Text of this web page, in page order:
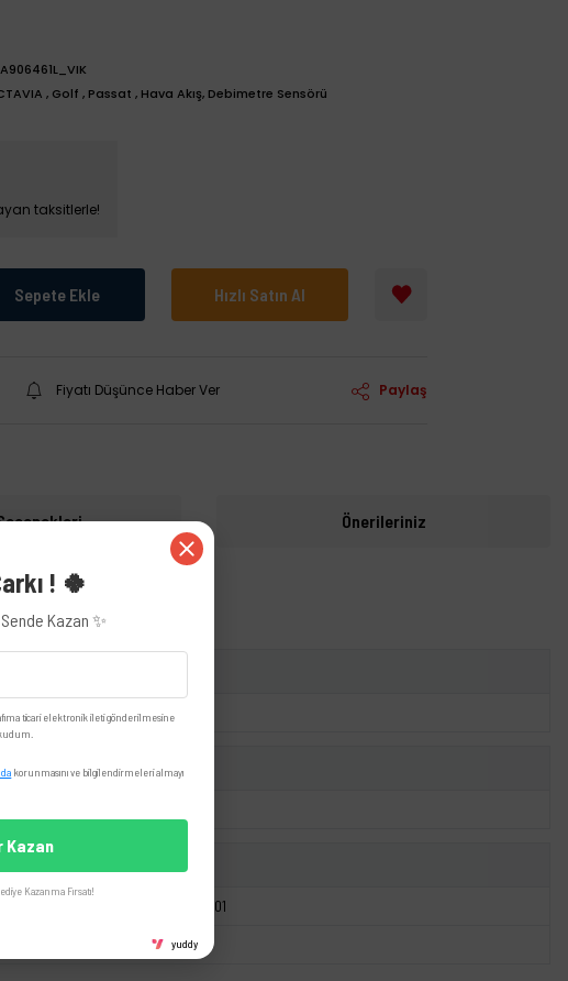
, Golf , Passat , Hava Akış, Debimetre Sensörü
taksitlerle!
Sepete Ekle Hızlı Satın Al
Fiyatı Düşünce Haber Ver Paylaş
Önerileriniz
19060812401
! 🍀
Kazan ✨
ticari elektronik ileti gönderilmesine
korunmasını ve bilgilendirmeleri almayı
Kazan
Kazanma Fırsatı!
yuddy